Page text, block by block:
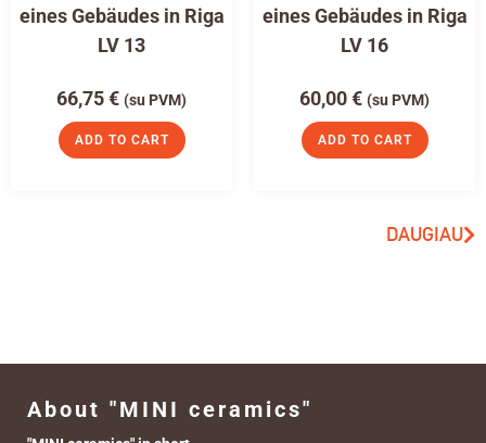
eines Gebäudes in Riga
LV 13
66,75€ (su PVM)
ADD TO CART
eines Gebäudes in Riga
LV 16
60,00€ (su PVM)
ADD TO CART
DAUGIAU
About "MINI ceramics"